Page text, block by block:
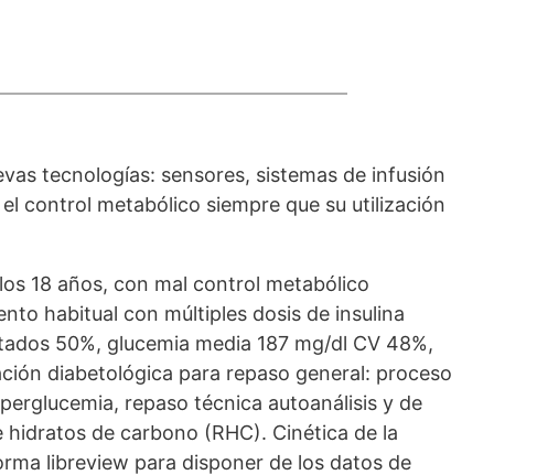
tecnologías: sensores, sistemas de infusión
control metabólico siempre que su utilización
18 años, con mal control metabólico
habitual con múltiples dosis de insulina
50%, glucemia media 187 mg/dl CV 48%,
diabetológica para repaso general: proceso
repaso técnica autoanálisis y de
de carbono (RHC). Cinética de la
libreview para disponer de los datos de